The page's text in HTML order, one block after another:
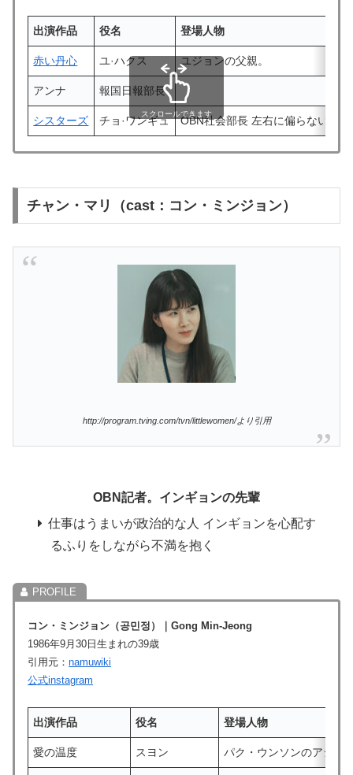
出演作品 役名 登場人物
赤い丹心 ユ·ハクス ユジョンの父親。
アンナ 報国日報部長
シスターズ チョ·ワンギュ OBN社会部長 左右に偏らない公
スクロールできます
チャン・マリ（cast：コン・ミンジョン）
http://program.tving.com/tvn/littlewomen/より引用
OBN記者。インギョンの先輩
仕事はうまいが政治的な人 インギョンを心配す
るふりをしながら不満を抱く
コン・ミンジョン（공민정）｜Gong Min-Jeong
1986年9月30日生まれの39歳
引用元： namuwiki
公式instagram
出演作品 役名 登場人物
愛の温度 スヨン パク・ウンソンのアシス